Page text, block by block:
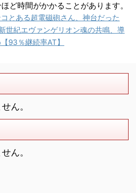
ど時間がかかることがあります。
コとある超電磁砲さん、神台だった
世紀エヴァンゲリオン魂の共鳴、導
93％継続率AT】
ん。
ん。